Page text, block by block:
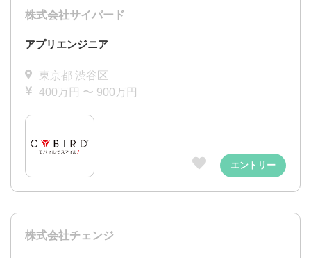
株式会社サイバード
アプリエンジニア
東京都 渋谷区
400万円 〜 900万円
エントリー
株式会社チェンジ